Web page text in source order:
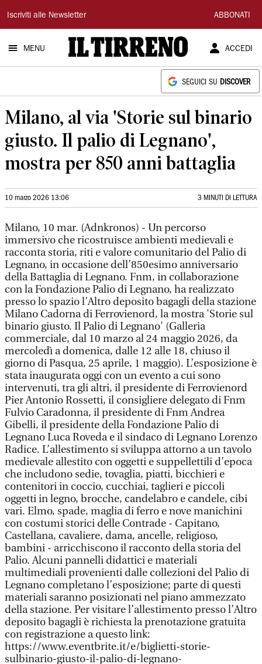
Il
Tirreno
Iscriviti alle Newsletter ABBONATI
MENU ACCEDI
SEGUICI SU DISCOVER
Milano, al via 'Storie sul binario
giusto. Il palio di Legnano',
mostra per 850 anni battaglia
10 marzo 2026 13:06 3 MINUTI DI LETTURA
Milano, 10 mar. (Adnkronos) - Un percorso
immersivo che ricostruisce ambienti medievali e
racconta storia, riti e valore comunitario del Palio di
Legnano, in occasione dell’850esimo anniversario
della Battaglia di Legnano. Fnm, in collaborazione
con la Fondazione Palio di Legnano, ha realizzato
presso lo spazio l’Altro deposito bagagli della stazione
Milano Cadorna di Ferrovienord, la mostra 'Storie sul
binario giusto. Il Palio di Legnano' (Galleria
commerciale, dal 10 marzo al 24 maggio 2026, da
mercoledì a domenica, dalle 12 alle 18, chiuso il
giorno di Pasqua, 25 aprile, 1 maggio). L’esposizione è
stata inaugurata oggi con un evento a cui sono
intervenuti, tra gli altri, il presidente di Ferrovienord
Pier Antonio Rossetti, il consigliere delegato di Fnm
Fulvio Caradonna, il presidente di Fnm Andrea
Gibelli, il presidente della Fondazione Palio di
Legnano Luca Roveda e il sindaco di Legnano Lorenzo
Radice. L’allestimento si sviluppa attorno a un tavolo
medievale allestito con oggetti e suppellettili d’epoca
che includono sedie, tovaglia, piatti, bicchieri e
contenitori in coccio, cucchiai, taglieri e piccoli
oggetti in legno, brocche, candelabro e candele, cibi
vari. Elmo, spade, maglia di ferro e nove manichini
con costumi storici delle Contrade - Capitano,
Castellana, cavaliere, dama, ancelle, religioso,
bambini - arricchiscono il racconto della storia del
Palio. Alcuni pannelli didattici e materiali
multimediali provenienti dalle collezioni del Palio di
Legnano completano l’esposizione; parte di questi
materiali saranno posizionati nel piano ammezzato
della stazione. Per visitare l’allestimento presso l’Altro
deposito bagagli è richiesta la prenotazione gratuita
con registrazione a questo link:
https://www.eventbrite.it/e/biglietti-storie-
sulbinario-giusto-il-palio-di-legnano-